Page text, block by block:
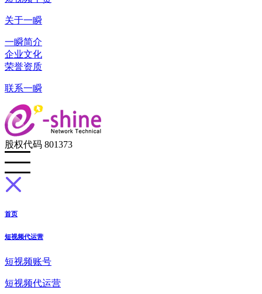
关于一瞬
一瞬简介
企业文化
荣誉资质
联系一瞬
股权代码 801373
首页
短视频代运营
短视频账号
短视频代运营